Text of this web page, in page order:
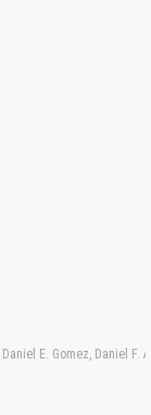
E. Gomez, Daniel